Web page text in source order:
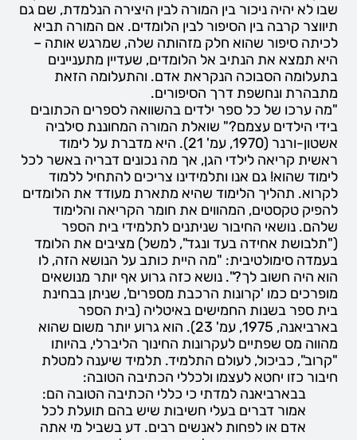
שבו לא יהיה ניכור בין המורה לבין היצירה הנלמדת, שם גם
תיווצר קרבה בין הסיפור לבין הלומדים. אם המורה תביא
לכיתה סיפור שהוא חלק מזהותה שלה, שמרגש אותה –
היא תמצא את הנתיב אל הלומדים, שעדיין מתעניינים
בתעלומה הסבוכה הנקראת אדם. והתעלומה הזאת
מתבהרת ונחשפת דרך הסיפורים.
"מה ערכו של כל ספר ילדים בהשוואה לספרים הכתובים
בידי הילדים עצמם?" שואלת המורה המחוננת סילביה
אשטון-ורנר (1970, עמ' 21). היא מדברת על לימוד
ראשית קריאה לילדי הגן, אך מה נכונים דבריה באשר לכל
לימוד שהוא! גם אנו ותלמידינו צריכים להתחיל ללמוד
לקרוא. תהליך הלימוד שהיא מתארת מעודד את הלומדים
להפיק טקסטים, המהווים את חומר הקריאה והלימוד
שלהם. נושאי החיבור שניתנים לתלמידי בית הספר
("תלבושת אחידה בעד ונגד", למשל) מציבים את הלומד
בעמדה סימולטיבית: "מה היית כותב על הנושא הזה, לו
הוא היה חשוב לך?". נושא כזה גרוע אף יותר מנושאים
מופרכים כמו 'קרונות הרכבת מספרים', שניתן בבחינת
בית ספר בשנות החמישים באיטליה (בית הספר
בארביאנה, 1975, עמ' 23). הוא גרוע יותר משום שהוא
מהווה מס שפתיים לעקרונות החינוך הליברלי, בהיותו
"קרוב", כביכול, לעולם התלמיד. תלמיד שיענה למטלת
חיבור כזו יחטא לעצמו ולכללי הכתיבה הטובה:
בבארביאנה למדתי כי כללי הכתיבה הטובה הם:
אמור דברים בעלי חשיבות שיש בהם תועלת לכל
אדם או לפחות לאנשים רבים. דע בשביל מי אתה